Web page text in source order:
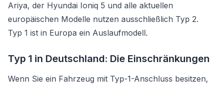
Ariya, der Hyundai Ioniq 5 und alle aktuellen
europäischen Modelle nutzen ausschließlich Typ 2.
Typ 1 ist in Europa ein Auslaufmodell.
Typ 1 in Deutschland: Die Einschränkungen
Wenn Sie ein Fahrzeug mit Typ-1-Anschluss besitzen,